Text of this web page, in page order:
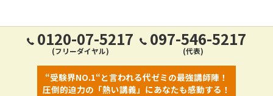
0120-07-5217
(フリーダイヤル)
097-546-5217
(代表)
“受験界NO.1“と言われる代ゼミの最強講師陣！
圧倒的迫力の「熱い講義」にあなたも感動する！